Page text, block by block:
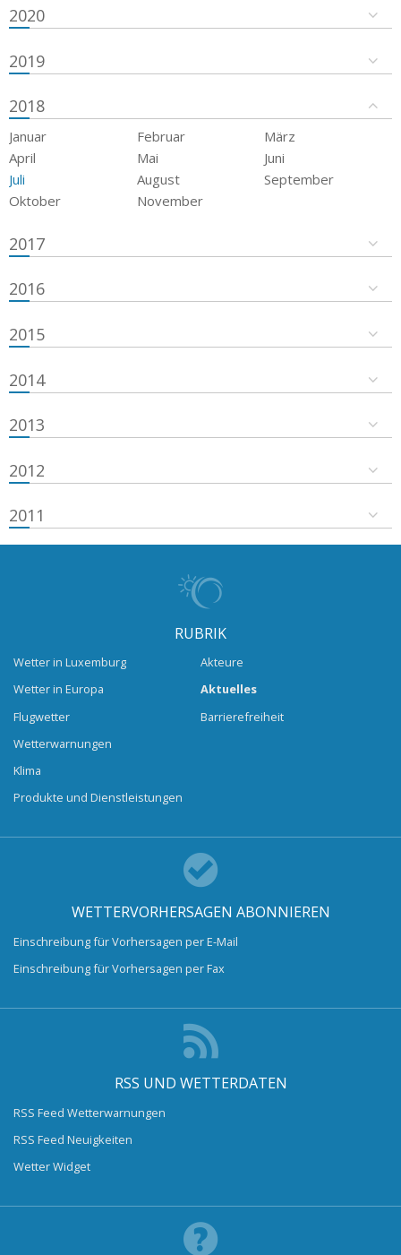
2020
2019
2018
Januar Februar
März
April
Mai
Juni
Juli
August
September
Oktober
November
2017
2016
2015
2014
2013
2012
2011
RUBRIK
Wetter in Luxemburg
Wetter in Europa
Flugwetter
Wetterwarnungen
Klima
Produkte und Dienstleistungen
Akteure
Aktuelles
Barrierefreiheit
WETTERVORHERSAGEN ABONNIEREN
Einschreibung für Vorhersagen per E-Mail
Einschreibung für Vorhersagen per Fax
RSS UND WETTERDATEN
RSS Feed Wetterwarnungen
RSS Feed Neuigkeiten
Wetter Widget